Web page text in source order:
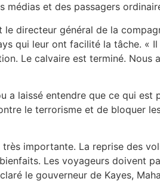
médias et des passagers
le directeur général de la
qui leur ont facilité la tâche. «
Le calvaire est terminé. Nous
a laissé entendre que ce qui est
le terrorisme et de bloquer
très importante. La reprise des
Les voyageurs doivent
le gouverneur de Kayes,